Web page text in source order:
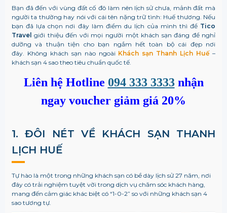
Bạn đã đến với vùng đất cố đô làm nên lịch sử chưa, mảnh đất mà
người ta thường hay nói với cái tên nặng trữ tình: Huế thương. Nếu
bạn đã lựa chọn nơi đây làm điểm du lịch của mình thì để Tico
Travel giới thiệu đến với mọi người một khách sạn đáng để nghỉ
dưỡng và thuận tiện cho bạn ngắm hết toàn bộ cái đẹp nơi
đây. Không khách sạn nào ngoài Khách sạn Thanh Lịch Huế–
khách sạn 4 sao theo tiêu chuẩn quốc tế.
Liên hệ Hotline 094 333 3333 nhận
ngay voucher giảm giá 20%
1. ĐÔI NÉT VỀ KHÁCH SẠN THANH
LỊCH HUẾ
Tự hào là một trong những khách sạn có bề dày lịch sử 27 năm, nơi
đây có trải nghiệm tuyệt vời trong dịch vụ chăm sóc khách hàng,
mang đến cảm giác khác biệt có “1-0-2” so với những khách sạn 4
sao tương tự.